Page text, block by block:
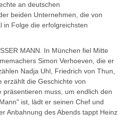
an deutschen
beiden Unternehmen, die von
in Folge die erfolgreichsten
MANN. In München fiel Mitte
Simon Verhoeven, die er
Nadja Uhl, Friedrich von Thun,
erzählt die Geschichte von
muss, um endlich den
ist, lädt er seinen Chef und
Anbahnung des Abends tappt Heinz